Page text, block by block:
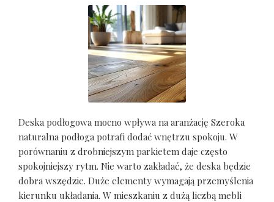
Deska podłogowa mocno wpływa na aranżację Szeroka
naturalna podłoga potrafi dodać wnętrzu spokoju. W
porównaniu z drobniejszym parkietem daje często
spokojniejszy rytm. Nie warto zakładać, że deska będzie
dobra wszędzie. Duże elementy wymagają przemyślenia
kierunku układania. W mieszkaniu z dużą liczbą mebli